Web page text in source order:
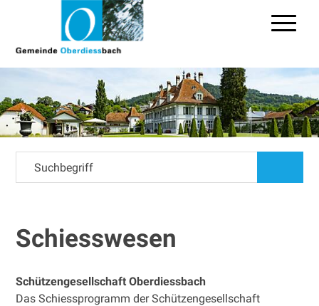
Navigieren in
Schnellnavigation
Schiesswesen
Schützengesellschaft Oberdiessbach
Das Schiessprogramm der Schützengesellschaft